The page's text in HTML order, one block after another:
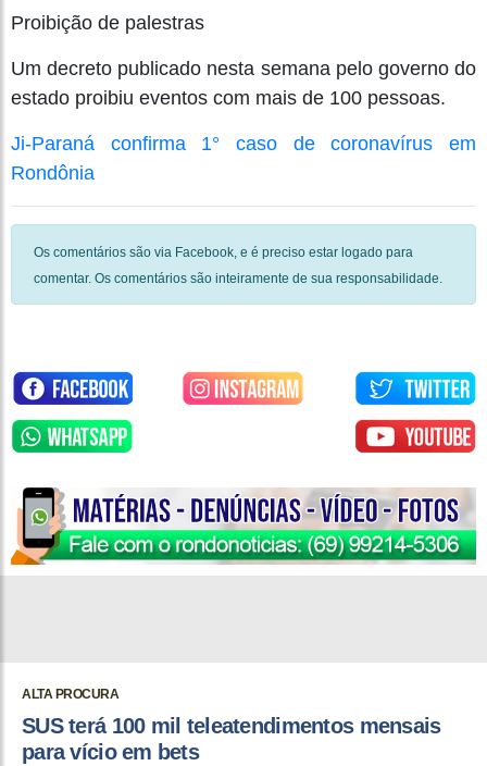
Proibição de palestras
Um decreto publicado nesta semana pelo governo do
estado proibiu eventos com mais de 100 pessoas.
Ji-Paraná confirma 1° caso de coronavírus em
Rondônia
Os comentários são via Facebook, e é preciso estar logado para
comentar. Os comentários são inteiramente de sua responsabilidade.
ALTA PROCURA
SUS terá 100 mil teleatendimentos mensais
para vício em bets